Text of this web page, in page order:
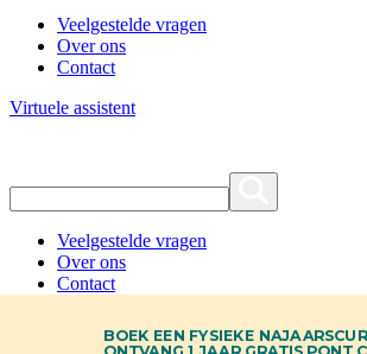
Veelgestelde vragen
Over ons
Contact
Virtuele assistent
Veelgestelde vragen
Over ons
Contact